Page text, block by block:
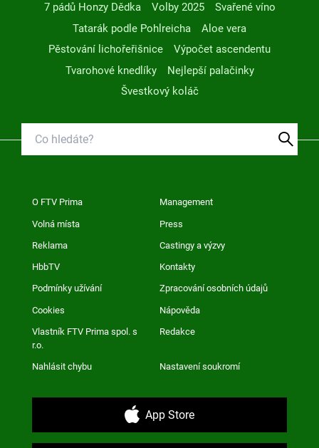
7 pádů Honzy Dědka
Volby 2025
Svařené víno
Tatarák podle Pohlreicha
Aloe vera
Pěstování lichořeřišnice
Výpočet ascendentu
Tvarohové knedlíky
Nejlepší palačinky
Švestkový koláč
O FTV Prima Management
Volná místa Press
Reklama Castingy a výzvy
HbbTV Kontakty
Podmínky užívání Zpracování osobních údajů
Cookies Nápověda
Vlastník FTV Prima spol. s
r.o.
Redakce
Nahlásit chybu Nastavení soukromí
App Store